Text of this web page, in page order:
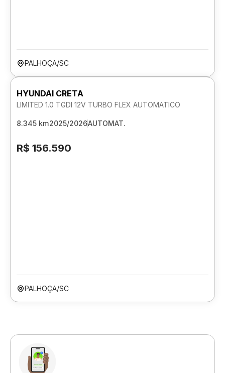
PALHOÇA/SC
HYUNDAI CRETA
LIMITED 1.0 TGDI 12V TURBO FLEX AUTOMATICO
8.345 km2025/2026AUTOMAT.
R$ 156.590
PALHOÇA/SC